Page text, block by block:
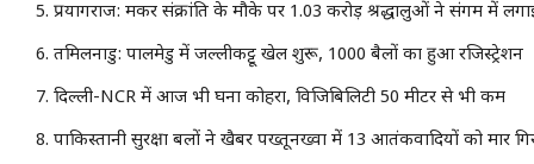
प्रयागराज: मकर संक्रांति के मौके पर 1.03 करोड़ श्रद्धालुओं ने संगम में
तमिलनाडु: पालमेडु में जल्लीकट्टू खेल शुरू, 1000 बैलों का हुआ रजिस्ट्रेशन
दिल्ली-NCR में आज भी घना कोहरा, विजिबिलिटी 50 मीटर से भी कम
पाकिस्तानी सुरक्षा बलों ने खैबर पख्तूनख्वा में 13 आतंकवादियों को मार